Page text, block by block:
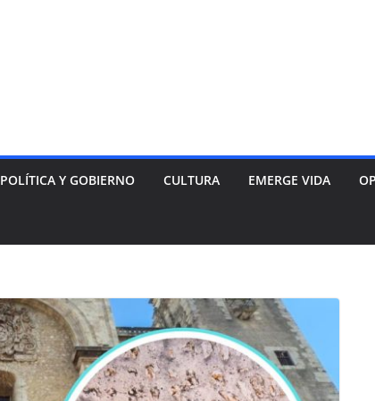
POLÍTICA Y GOBIERNO CULTURA EMERGE VIDA